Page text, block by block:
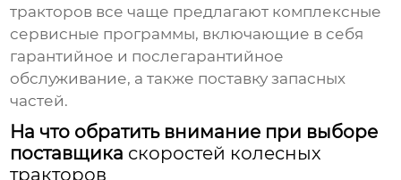
тракторов все чаще предлагают комплексные
сервисные программы, включающие в себя
гарантийное и послегарантийное
обслуживание, а также поставку запасных
частей.
На что обратить внимание при выборе
поставщика скоростей колесных
тракторов